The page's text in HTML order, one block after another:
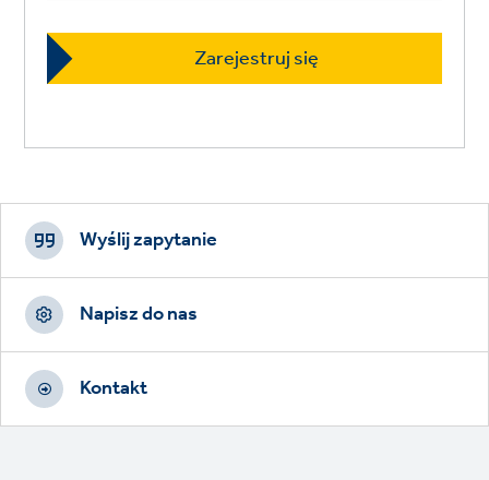
Footer
CTAs
Wyślij zapytanie
Napisz do nas
Kontakt